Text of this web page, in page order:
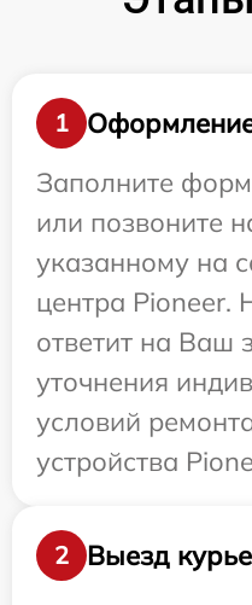
1
Заполните
или позвоните
указанному на
центра Pioneer.
ответит на Ваш
уточнения
условий
устройства
2
Выезд